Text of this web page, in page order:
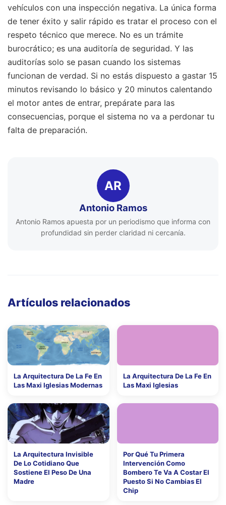
vehículos con una inspección negativa. La única forma
de tener éxito y salir rápido es tratar el proceso con el
respeto técnico que merece. No es un trámite
burocrático; es una auditoría de seguridad. Y las
auditorías solo se pasan cuando los sistemas
funcionan de verdad. Si no estás dispuesto a gastar 15
minutos revisando lo básico y 20 minutos calentando
el motor antes de entrar, prepárate para las
consecuencias, porque el sistema no va a perdonar tu
falta de preparación.
AR
Antonio Ramos
Antonio Ramos apuesta por un periodismo que informa con
profundidad sin perder claridad ni cercanía.
Artículos relacionados
La Arquitectura De La Fe En
Las Maxi Iglesias Modernas
La Arquitectura De La Fe En
Las Maxi Iglesias
La Arquitectura Invisible
De Lo Cotidiano Que
Sostiene El Peso De Una
Madre
Por Qué Tu Primera
Intervención Como
Bombero Te Va A Costar El
Puesto Si No Cambias El
Chip